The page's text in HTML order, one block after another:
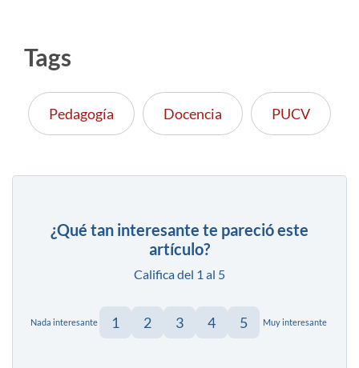
Tags
Pedagogía Docencia PUCV
¿Qué tan interesante te pareció este
artículo?
Califica del 1 al 5
Nada interesante 1 2 3 4 5 Muy interesante